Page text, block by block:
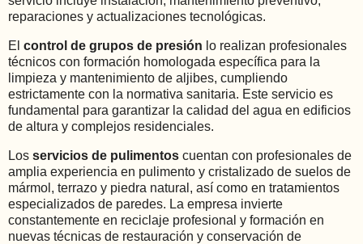
reparaciones y actualizaciones tecnológicas.
El control de grupos de presión lo realizan profesionales
técnicos con formación homologada específica para la
limpieza y mantenimiento de aljibes, cumpliendo
estrictamente con la normativa sanitaria. Este servicio es
fundamental para garantizar la calidad del agua en edificios
de altura y complejos residenciales.
Los servicios de pulimentos cuentan con profesionales de
amplia experiencia en pulimento y cristalizado de suelos de
mármol, terrazo y piedra natural, así como en tratamientos
especializados de paredes. La empresa invierte
constantemente en reciclaje profesional y formación en
nuevas técnicas de restauración y conservación de